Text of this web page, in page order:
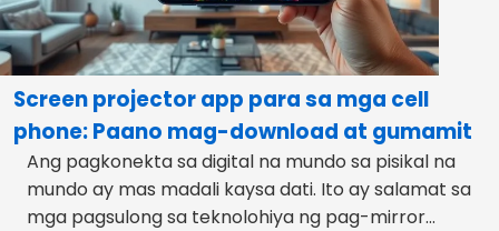
Screen projector app para sa mga cell
phone: Paano mag-download at gumamit
Ang pagkonekta sa digital na mundo sa pisikal na
mundo ay mas madali kaysa dati. Ito ay salamat sa
mga pagsulong sa teknolohiya ng pag-mirror...